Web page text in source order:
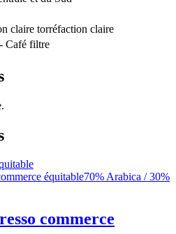
torréfaction claire
Café filtre
70% Arabica / 30%
commerce